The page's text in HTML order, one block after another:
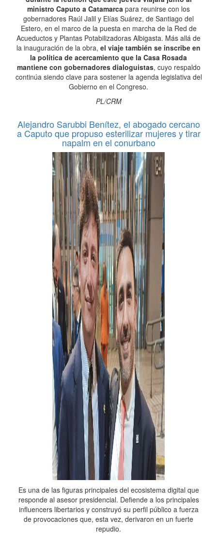
ministro Caputo a Catamarca para reunirse con los
gobernadores Raúl Jalil y Elías Suárez, de Santiago del
Estero, en el marco de la puesta en marcha de la Red de
Acueductos y Plantas Potabilizadoras Albigasta. Más allá de
la inauguración de la obra, el viaje también se inscribe en
la política de acercamiento que la Casa Rosada
mantiene con gobernadores dialoguistas, cuyo respaldo
continúa siendo clave para sostener la agenda legislativa del
Gobierno en el Congreso.
PL/CRM
Alejandro Sarubbi Benítez, el abogado cercano
a Caputo que propuso esterilizar mujeres y tirar
napalm en el conurbano
Es una de las figuras principales del ecosistema digital que
responde al asesor presidencial. Defiende a los principales
influencers libertarios y construyó su perfil público a fuerza
de provocaciones que, esta vez, derivaron en un fuerte
repudio.